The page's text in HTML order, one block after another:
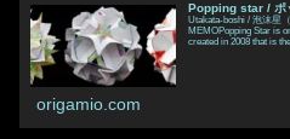
Popping star / ポ
Utakata-boshi / 泡沫星
MEMOPopping Star is
created in 2008 that is
origamio.com